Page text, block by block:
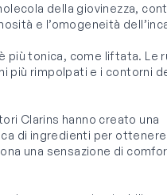
della giovinezza,
e l’omogeneità
più tonica, come liftata. Le
più rimpolpati e i contorni
Clarins hanno creato una
di ingredienti per
una sensazione di